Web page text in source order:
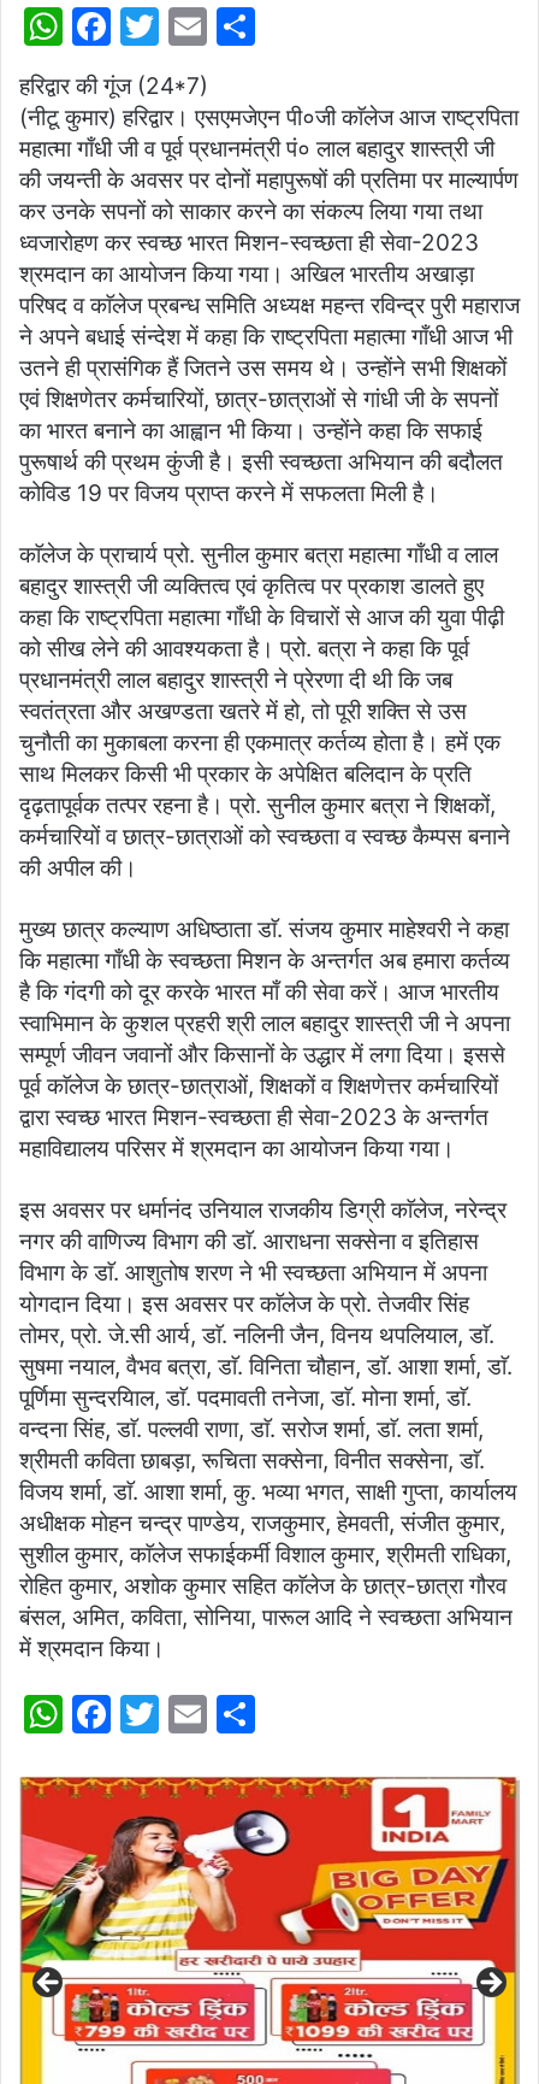
W
at
s
A
p
p
F
a
c
e
b
o
o
k
T
itt
er
E
ai
l
ar
e
हरिद्वार की गूंज (24*7)
(नीटू कुमार) हरिद्वार। एसएमजेएन पी०जी काॅलेज आज राष्ट्रपिता
महात्मा गाँधी जी व पूर्व प्रधानमंत्री पं० लाल बहादुर शास्त्री जी
की जयन्ती के अवसर पर दोनों महापुरूषों की प्रतिमा पर माल्यार्पण
कर उनके सपनों को साकार करने का संकल्प लिया गया तथा
ध्वजारोहण कर स्वच्छ भारत मिशन-स्वच्छता ही सेवा-2023
श्रमदान का आयोजन किया गया। अखिल भारतीय अखाड़ा
परिषद व काॅलेज प्रबन्ध समिति अध्यक्ष महन्त रविन्द्र पुरी महाराज
ने अपने बधाई संन्देश में कहा कि राष्ट्रपिता महात्मा गाँधी आज भी
उतने ही प्रासंगिक हैं जितने उस समय थे। उन्होंने सभी शिक्षकों
एवं शिक्षणेतर कर्मचारियों, छात्र-छात्राओं से गांधी जी के सपनों
का भारत बनाने का आह्वान भी किया। उन्होंने कहा कि सफाई
पुरूषार्थ की प्रथम कुंजी है। इसी स्वच्छता अभियान की बदौलत
कोविड 19 पर विजय प्राप्त करने में सफलता मिली है।
काॅलेज के प्राचार्य प्रो. सुनील कुमार बत्रा महात्मा गाँधी व लाल
बहादुर शास्त्री जी व्यक्तित्व एवं कृतित्व पर प्रकाश डालते हुए
कहा कि राष्ट्रपिता महात्मा गाँधी के विचारों से आज की युवा पीढ़ी
को सीख लेने की आवश्यकता है। प्रो. बत्रा ने कहा कि पूर्व
प्रधानमंत्री लाल बहादुर शास्त्री ने प्रेरणा दी थी कि जब
स्वतंत्रता और अखण्डता खतरे में हो, तो पूरी शक्ति से उस
चुनौती का मुकाबला करना ही एकमात्र कर्तव्य होता है। हमें एक
साथ मिलकर किसी भी प्रकार के अपेक्षित बलिदान के प्रति
दृढ़तापूर्वक तत्पर रहना है। प्रो. सुनील कुमार बत्रा ने शिक्षकों,
कर्मचारियों व छात्र-छात्राओं को स्वच्छता व स्वच्छ कैम्पस बनाने
की अपील की।
मुख्य छात्र कल्याण अधिष्ठाता डाॅ. संजय कुमार माहेश्वरी ने कहा
कि महात्मा गाँधी के स्वच्छता मिशन के अन्तर्गत अब हमारा कर्तव्य
है कि गंदगी को दूर करके भारत माँ की सेवा करें। आज भारतीय
स्वाभिमान के कुशल प्रहरी श्री लाल बहादुर शास्त्री जी ने अपना
सम्पूर्ण जीवन जवानों और किसानों के उद्धार में लगा दिया। इससे
पूर्व काॅलेज के छात्र-छात्राओं, शिक्षकों व शिक्षणेत्तर कर्मचारियों
द्वारा स्वच्छ भारत मिशन-स्वच्छता ही सेवा-2023 के अन्तर्गत
महाविद्यालय परिसर में श्रमदान का आयोजन किया गया।
इस अवसर पर धर्मानंद उनियाल राजकीय डिग्री काॅलेज, नरेन्द्र
नगर की वाणिज्य विभाग की डाॅ. आराधना सक्सेना व इतिहास
विभाग के डाॅ. आशुतोष शरण ने भी स्वच्छता अभियान में अपना
योगदान दिया। इस अवसर पर काॅलेज के प्रो. तेजवीर सिंह
तोमर, प्रो. जे.सी आर्य, डाॅ. नलिनी जैन, विनय थपलियाल, डाॅ.
सुषमा नयाल, वैभव बत्रा, डाॅ. विनिता चौहान, डाॅ. आशा शर्मा, डाॅ.
पूर्णिमा सुन्दरयिाल, डाॅ. पदमावती तनेजा, डाॅ. मोना शर्मा, डाॅ.
वन्दना सिंह, डाॅ. पल्लवी राणा, डाॅ. सरोज शर्मा, डाॅ. लता शर्मा,
श्रीमती कविता छाबड़ा, रूचिता सक्सेना, विनीत सक्सेना, डाॅ.
विजय शर्मा, डाॅ. आशा शर्मा, कु. भव्या भगत, साक्षी गुप्ता, कार्यालय
अधीक्षक मोहन चन्द्र पाण्डेय, राजकुमार, हेमवती, संजीत कुमार,
सुशील कुमार, काॅलेज सफाईकर्मी विशाल कुमार, श्रीमती राधिका,
रोहित कुमार, अशोक कुमार सहित काॅलेज के छात्र-छात्रा गौरव
बंसल, अमित, कविता, सोनिया, पारूल आदि ने स्वच्छता अभियान
में श्रमदान किया।
W
at
A
p
p
F
c
e
b
o
o
k
T
itt
er
E
ai
l
ar
e